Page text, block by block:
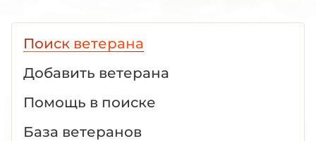
Поиск ветерана
Добавить ветерана
Помощь в поиске
База ветеранов